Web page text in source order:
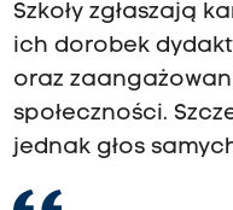
Szkoły zgłaszają
ich dorobek
oraz
społeczności.
jednak głos